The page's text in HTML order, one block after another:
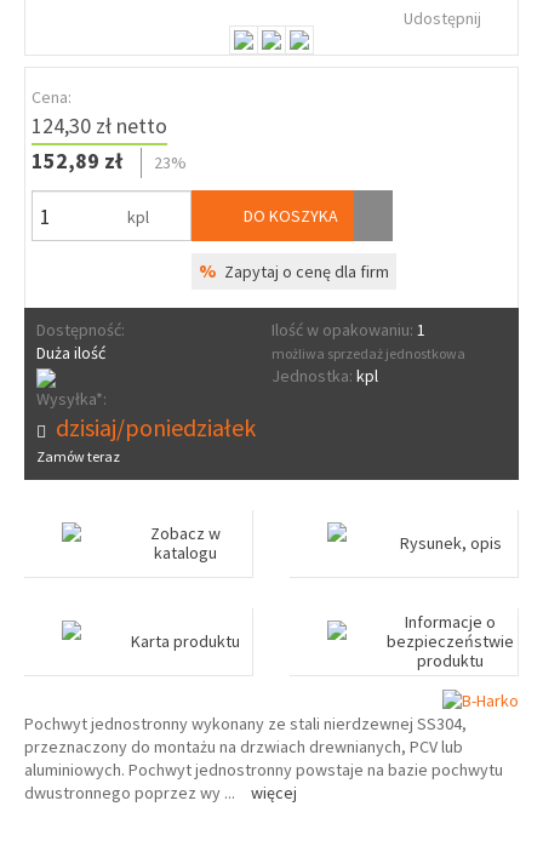
Udostępnij
Cena:
124,30 zł netto
152,89 zł
23%
kpl DO KOSZYKA
% Zapytaj o cenę dla firm
Dostępność:
Duża ilość
Ilość w opakowaniu: 1
możliwa sprzedaż jednostkowa
Jednostka: kpl
Wysyłka*:
dzisiaj/poniedziałek
Zamów teraz
Zobacz w
katalogu
Rysunek, opis
Karta produktu
Informacje o
bezpieczeństwie
produktu
Pochwyt jednostronny wykonany ze stali nierdzewnej SS304,
przeznaczony do montażu na drzwiach drewnianych, PCV lub
aluminiowych. Pochwyt jednostronny powstaje na bazie pochwytu
dwustronnego poprzez wy ... więcej